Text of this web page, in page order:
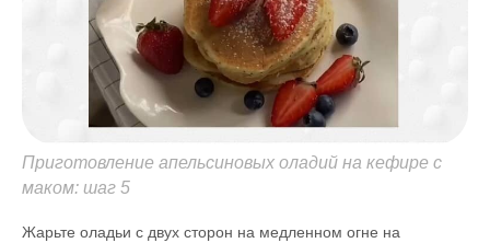
Приготовление апельсиновых оладий на кефире с
маком: шаг 5
Жарьте оладьи с двух сторон на медленном огне на